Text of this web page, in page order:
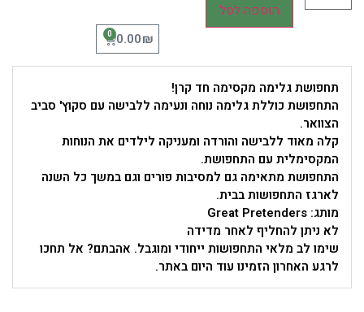
הוספה לסל
0.00₪
0
תחפושת גלימה מקסימה חד קרן!
התחפושת כוללת גלימה נוחה ונעימה ללבישה עם סקוץ' סביב
הצוואר.
קלה מאוד ללבישה והורדה ומעניקה לילדים את הנוחות
המקסימלית עם התחפושת.
התחפושת מתאימה גם למסיבות פורים וגם במשך כל השנה
לארגז התחפושות בבית.
מותג: Great Pretenders
לא ניתן להחליף לאחר מדידה
שימו לב מלאי התחפושות ייחודי ומוגבל. אהבתם? אל תחכו
לרגע האחרון הזמינו עוד היום באתר.